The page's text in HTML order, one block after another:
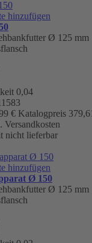
hinzufügen
Ø 125 mm
0,04
€ Katalogpreis
nicht lieferbar
hinzufügen
Ø 150
Ø 125 mm